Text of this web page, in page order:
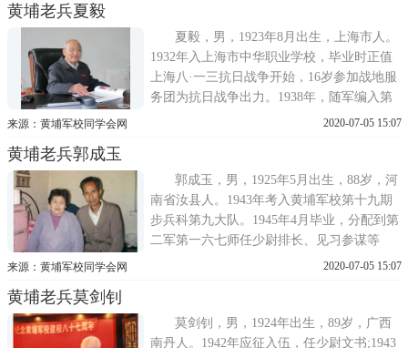
车公司。1970年下放五七干校劳动。1973年
调入朝阳市阀门厂，1978
黄埔老兵夏毅
夏毅，男，1923年8月出生，上海市人。
1932年入上海市中华职业学校，毕业时正值
上海八·一三抗日战争开始，16岁参加战地服
务团为抗日战争出力。1938年，随军编入第
三战区八十八军十一旅转战于浙江、江西一
官学校三分校军官训练班第八期受训，毕业
后分配到五十军干训班担
来源：黄埔军校同学会网 2020-07-05 15:07
黄埔老兵郭成玉
郭成玉，男，1925年5月出生，88岁，河
南省汝县人。1943年考入黄埔军校第十九期
步兵科第九大队。1945年4月毕业，分配到第
二军第一六七师任少尉排长、见习参谋等
职。后离开部队在武汉谋生。武汉解放后，
团、西北动物表演团、长春市杂技团、沈阳
市杂技团等单位工作。1966年调入
来源：黄埔军校同学会网 2020-07-05 15:07
黄埔老兵莫剑钊
莫剑钊，男，1924年出生，89岁，广西
南丹人。1942年应征入伍，任少尉文书;1943